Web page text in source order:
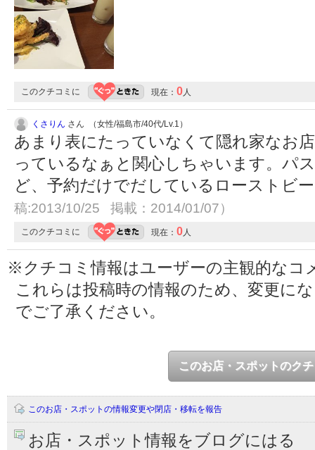
このクチコミに 現在： 0 人
くさりん さん （女性/福島市/40代/Lv.1）
あまり表にたっていなくて隠れ家なお
っているなぁと関心しちゃいます。パ
ど、予約だけでだしているローストビ
稿:2013/10/25 掲載：2014/01/07）
このクチコミに 現在： 0 人
※クチコミ情報はユーザーの主観的なコ
これらは投稿時の情報のため、変更に
でご了承ください。
このお店・スポットのク
このお店・スポットの情報変更や閉店・移転を報告
お店・スポット情報をブログにはる